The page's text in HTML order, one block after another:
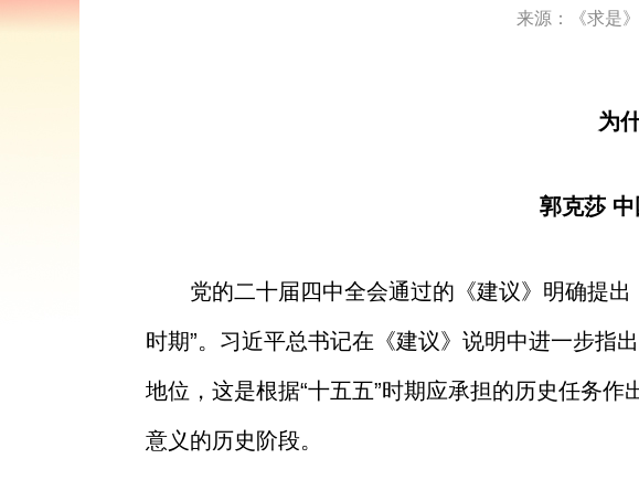
来源：《求
为
郭克莎
党的二十届四中全会通过的《建议》明确提
时期”。习近平总书记在《建议》说明中进一步指
地位，这是根据“十五五”时期应承担的历史任务
意义的历史阶段。